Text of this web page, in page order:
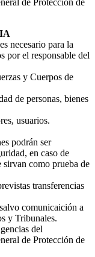
de Protección de
necesario para la
por el responsable del
y Cuerpos de
de personas, bienes
usuarios.
podrán ser
en caso de
sirvan como prueba de
transferencias
comunicaición a
y Tribunales.
del
de Protección de